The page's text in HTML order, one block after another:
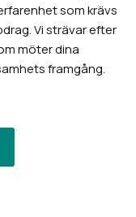
som krävs
Vi strävar efter
möter dina
framgång.